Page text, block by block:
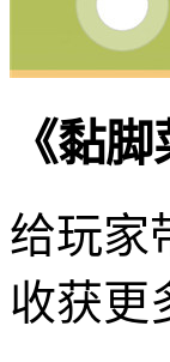
《黏
给玩家
收获更